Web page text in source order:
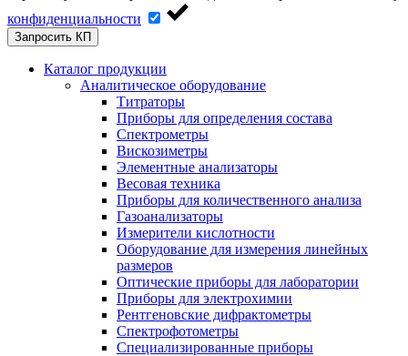
конфиденциальности
Запросить КП
Каталог продукции
Аналитическое оборудование
Титраторы
Приборы для определения состава
Спектрометры
Вискозиметры
Элементные анализаторы
Весовая техника
Приборы для количественного анализа
Газоанализаторы
Измерители кислотности
Оборудование для измерения линейных
размеров
Оптические приборы для лаборатории
Приборы для электрохимии
Рентгеновские дифрактометры
Спектрофотометры
Специализированные приборы